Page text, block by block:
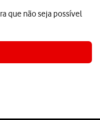
que não seja possível